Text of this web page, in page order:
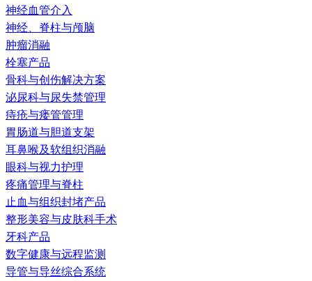
神经血管介入
神经、脊柱与颅脑
肿瘤消融
栓塞产品
骨科与创伤解决方案
泌尿科与尿失禁管理
痔疮与瘘管管理
胃肠道与胆道支架
耳鼻喉及软组织消融
眼科与视力护理
疼痛管理与脊柱
止血与组织封堵产品
整形美容与皮肤科手术
牙科产品
数字健康与远程监测
导管与导丝综合系统